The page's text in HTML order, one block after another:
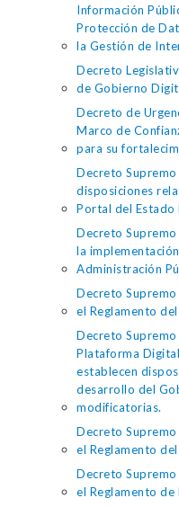
Información
Protección de
la Gestión de
Decreto
de Gobierno
Decreto de
Marco de
para su
Decreto
disposiciones
Portal del Estado
Decreto
la
Administración
Decreto
el Reglamento
Decreto
Plataforma
establecen
desarrollo del
modificatorias.
Decreto
el Reglamento
Decreto
el Reglamento de